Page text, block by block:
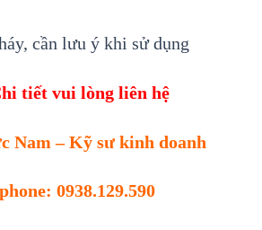
cần lưu ý khi sử dụng
tiết vui lòng liên hệ
Nam – Kỹ sư kinh doanh
0938.129.590